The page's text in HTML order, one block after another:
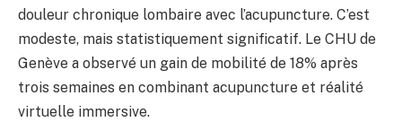
douleur chronique lombaire avec l’acupuncture. C’est
modeste, mais statistiquement significatif. Le CHU de
Genève a observé un gain de mobilité de 18% après
trois semaines en combinant acupuncture et réalité
virtuelle immersive.